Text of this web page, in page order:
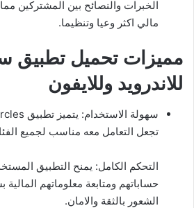
الخبرات والنصائح بين المشتركين
مالي اكثر وعيا وتنظيما.
مميزات تحميل تطبيق
للاندرويد وللايفون
تجعل التعامل معه مناسب لجميع
التحكم الكامل: يمنح التطبيق
حساباتهم ومتابعة معلوماتهم
الشعور بالثقة والامان.